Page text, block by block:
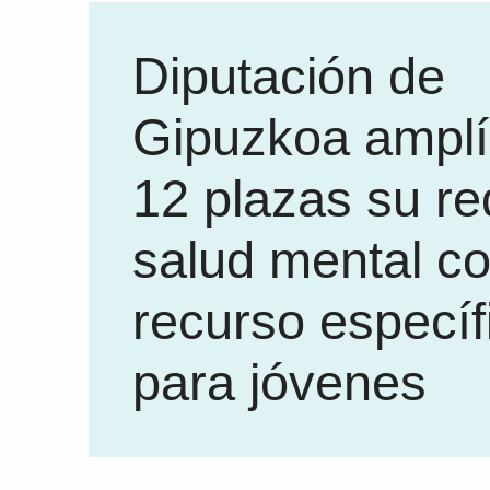
Diputación de
Gipuzkoa
12 plazas su
salud mental
recurso
para jóvenes